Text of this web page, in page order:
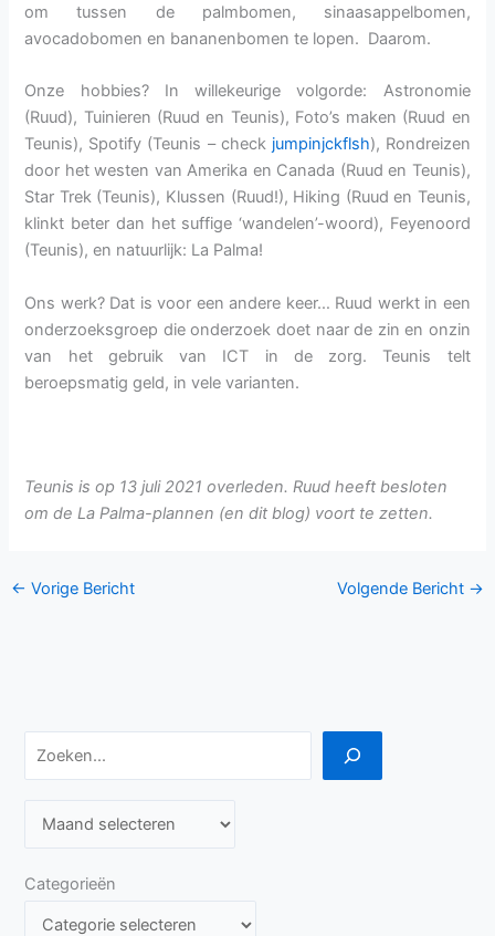
om tussen de palmbomen, sinaasappelbomen,
avocadobomen en bananenbomen te lopen. Daarom.
Onze hobbies? In willekeurige volgorde: Astronomie
(Ruud), Tuinieren (Ruud en Teunis), Foto’s maken (Ruud en
Teunis), Spotify (Teunis – check jumpinjckflsh), Rondreizen
door het westen van Amerika en Canada (Ruud en Teunis),
Star Trek (Teunis), Klussen (Ruud!), Hiking (Ruud en Teunis,
klinkt beter dan het suffige ‘wandelen’-woord), Feyenoord
(Teunis), en natuurlijk: La Palma!
Ons werk? Dat is voor een andere keer… Ruud werkt in een
onderzoeksgroep die onderzoek doet naar de zin en onzin
van het gebruik van ICT in de zorg. Teunis telt
beroepsmatig geld, in vele varianten.
Teunis is op 13 juli 2021 overleden. Ruud heeft besloten
om de La Palma-plannen (en dit blog) voort te zetten.
← Vorige Bericht Volgende Bericht →
Zoeken
c
Categorieën